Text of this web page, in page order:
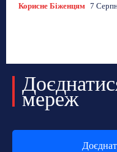
Корисне Біженцям 7
мереж